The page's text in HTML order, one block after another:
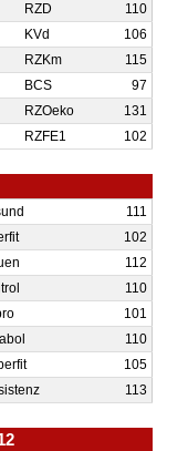
RZD
110
KVd
106
RZKm
115
BCS
97
RZOeko
131
RZFE1 102
111
102
112
110
101
110
105
113